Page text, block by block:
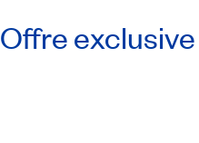
Offre